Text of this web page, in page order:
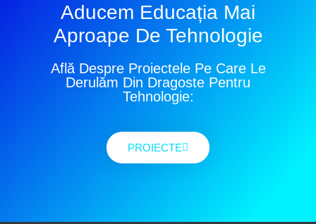
Aducem Educația Mai
Aproape De Tehnologie
Află Despre Proiectele Pe Care Le
Derulăm Din Dragoste Pentru
Tehnologie:
PROIECTE